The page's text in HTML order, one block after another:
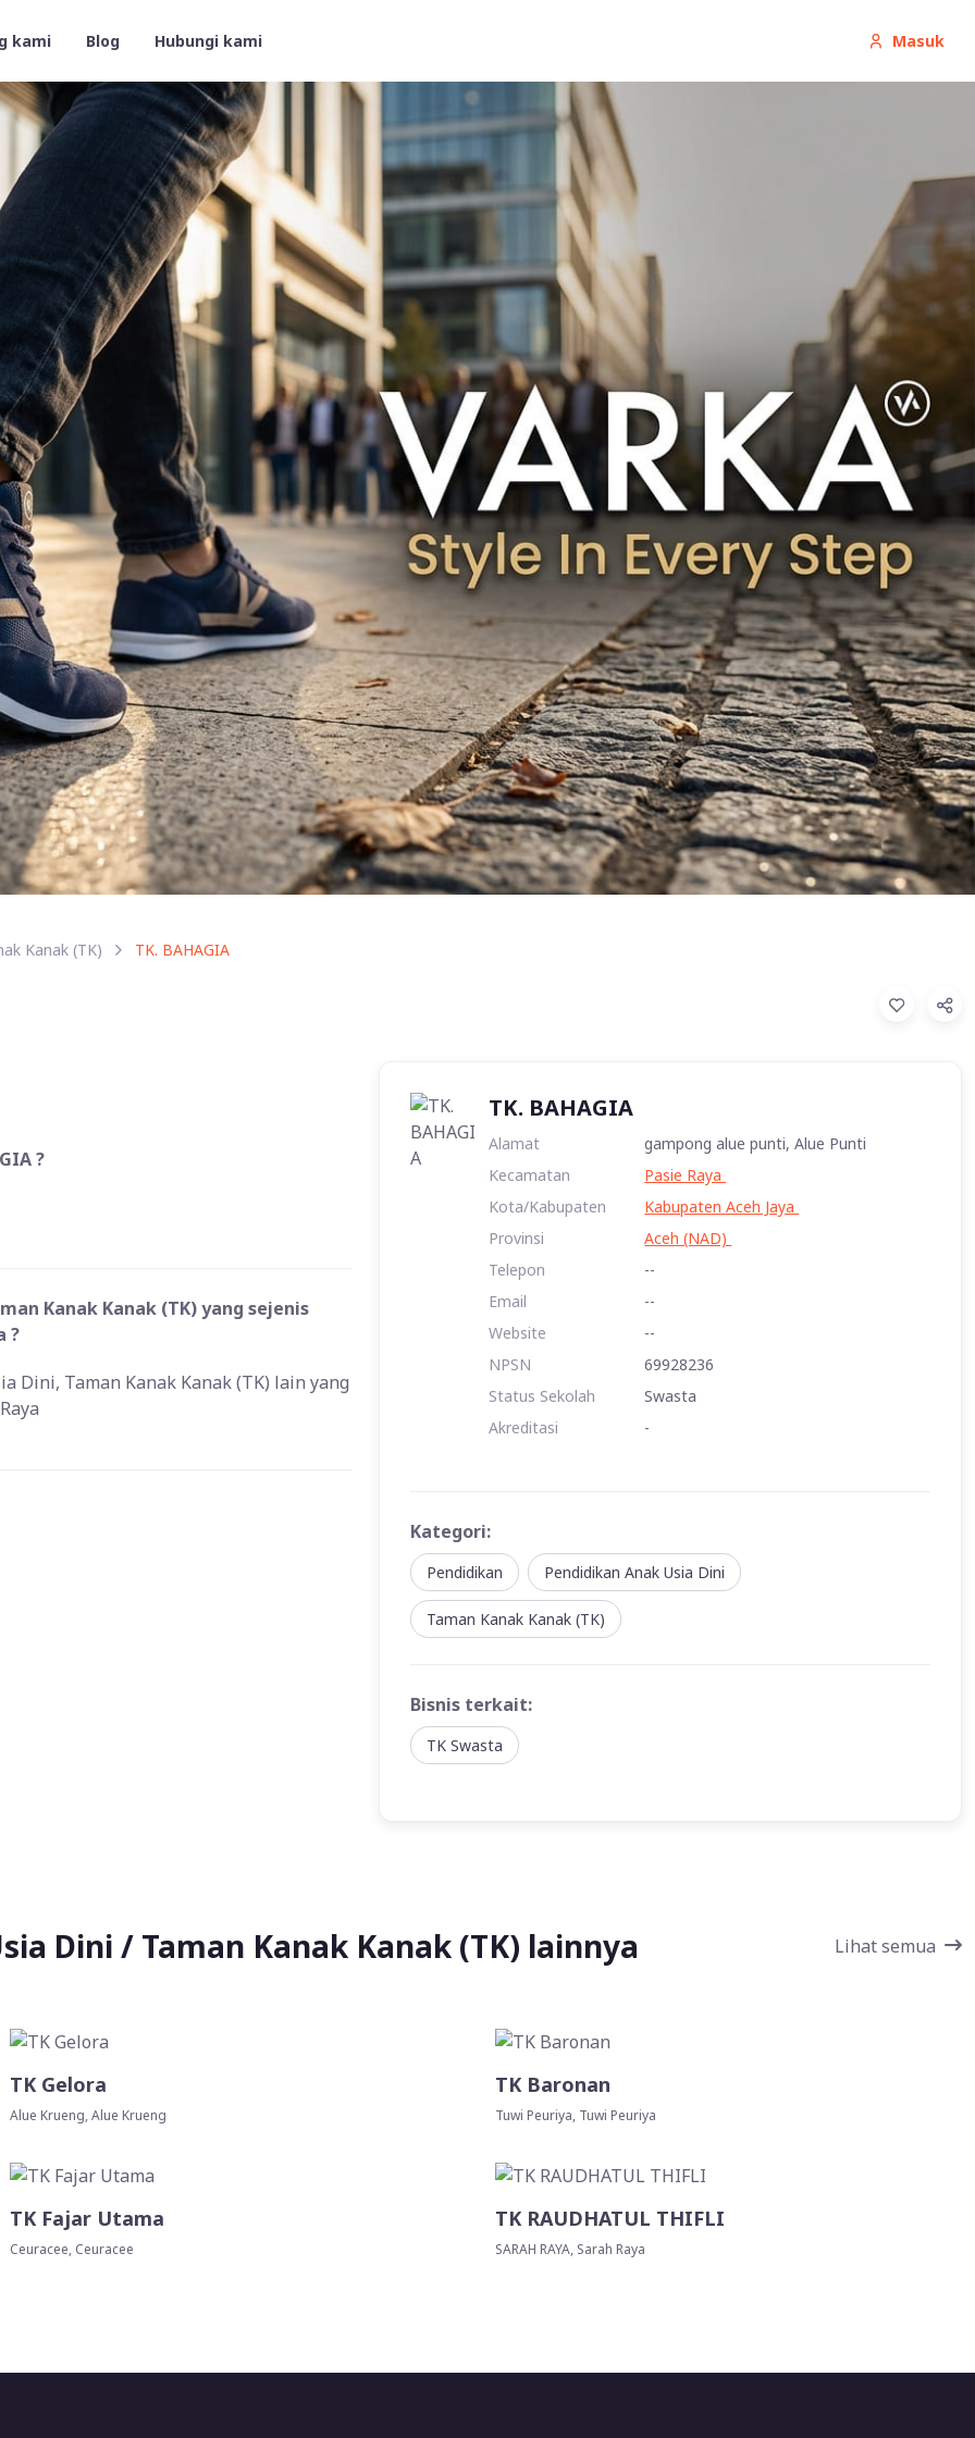
Masuk
kami Blog Hubungi kami
Kanak (TK) TK. BAHAGIA
TK. BAHAGIA
Alamat
gampong alue punti, Alue Punti
Kecamatan
Pasie Raya
Kota/Kabupaten
Kabupaten Aceh Jaya
Provinsi
Aceh (NAD)
Telepon
--
Email
--
Website
--
NPSN
69928236
Status Sekolah
Swasta
Akreditasi
-
Kategori:
Pendidikan Pendidikan Anak Usia Dini
Taman Kanak Kanak (TK)
Bisnis terkait:
TK Swasta
?
Kanak Kanak (TK) yang sejenis
?
Dini, Taman Kanak Kanak (TK) lain yang
Dini / Taman Kanak Kanak (TK) lainnya Lihat semua
TK Gelora
Alue Krueng, Alue Krueng
TK Baronan
Tuwi Peuriya, Tuwi Peuriya
TK Fajar Utama
Ceuracee, Ceuracee
TK RAUDHATUL THIFLI
SARAH RAYA, Sarah Raya